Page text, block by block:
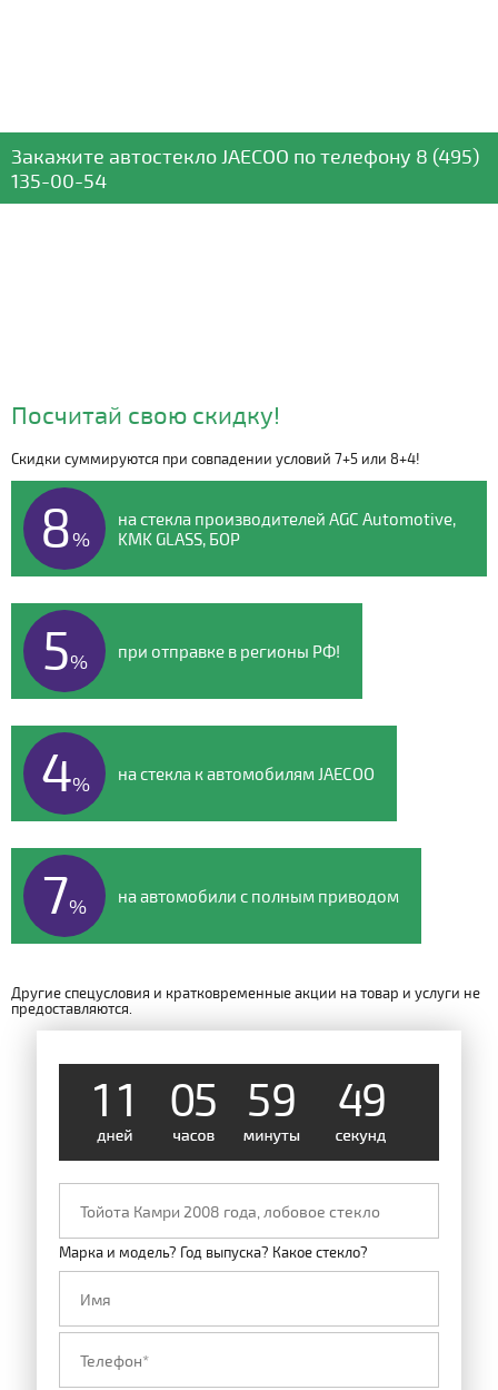
Закажите автостекло JAECOO по телефону 8 (495)
135-00-54
Видео о компании
Посчитай свою скидку!
Скидки суммируются при совпадении условий 7+5 или 8+4!
8%
на стекла производителей AGC Automotive,
KMK GLASS, БОР
5% при отправке в регионы РФ!
4% на стекла к автомобилям JAECOO
7% на автомобили с полным приводом
Другие спецусловия и кратковременные акции на товар и услуги не
предоставляются.
1 1 05 59 49
Марка и модель? Год выпуска? Какое стекло?